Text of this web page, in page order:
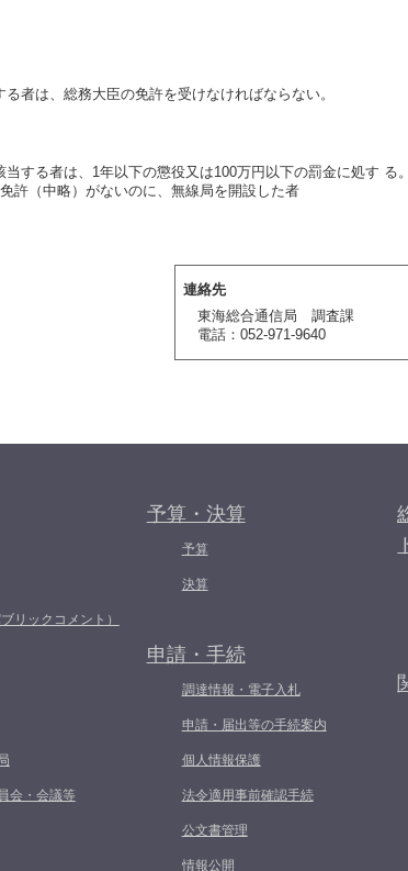
者は、総務大臣の免許を受けなければならない。
する者は、1年以下の懲役又は100万円以下の罰金に処す る。
許（中略）がないのに、無線局を開設した者
連絡先
東海総合通信局 調査課
電話：052-971-9640
リックコメント）
会・会議等
予算・決算
予算
決算
申請・手続
調達情報・電子入札
申請・届出等の手続案内
個人情報保護
法令適用事前確認手続
公文書管理
情報公開